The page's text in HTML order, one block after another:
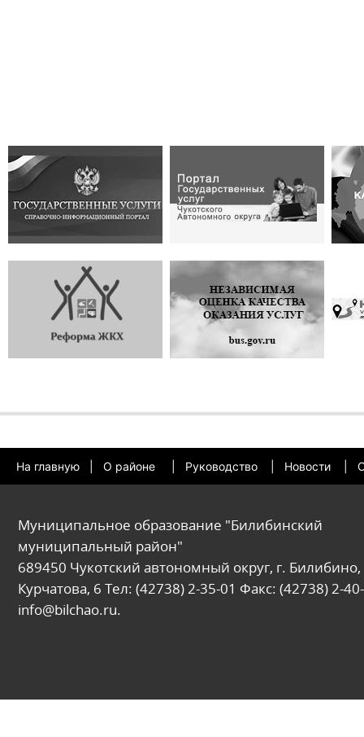
На главную О районе Руководство Новости
Муниципальное образование "Билибинский
муниципальный район"
689450 Чукотский автономный округ, г. Билибино,
Курчатова, 6 Тел: (42738) 2-35-01 Факс: (42738) 2-
info@bilchao.ru.